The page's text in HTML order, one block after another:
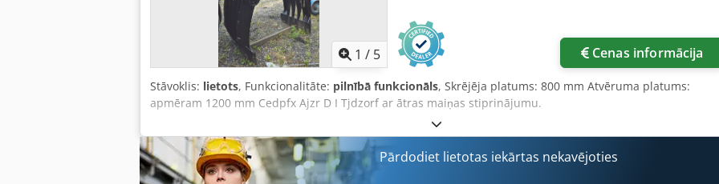
1 / 5 Cenas informācija
Stāvoklis: lietots, Funkcionalitāte: pilnībā funkcionāls, Skrējēja platums: 800 mm Atvēruma platums:
apmēram 1200 mm Cedpfx Ajzr D I Tjdzorf ar ātras maiņas stiprinājumu.
Pārdodiet lietotas iekārtas nekavējoties